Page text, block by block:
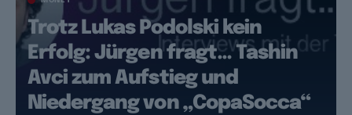
Trotz Lukas Podolski kein
Erfolg: Jürgen fragt… Tashin
Avci zum Aufstieg und
Niedergang von „CopaSocca“